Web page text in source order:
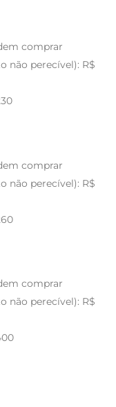
comprar
não perecível): R$
comprar
não perecível): R$
comprar
não perecível): R$